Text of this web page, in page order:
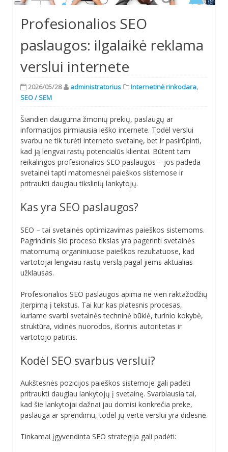
Profesionalios SEO
paslaugos: ilgalaikė reklama
verslui internete
2026/05/28 administratorius Internetinė rinkodara,
SEO / SEM
Šiandien dauguma žmonių prekių, paslaugų ar
informacijos pirmiausia ieško internete. Todėl verslui
svarbu ne tik turėti interneto svetainę, bet ir pasirūpinti,
kad ją lengvai rastų potencialūs klientai. Būtent tam
reikalingos profesionalios SEO paslaugos – jos padeda
svetainei tapti matomesnei paieškos sistemose ir
pritraukti daugiau tikslinių lankytojų.
Kas yra SEO paslaugos?
SEO – tai svetainės optimizavimas paieškos sistemoms.
Pagrindinis šio proceso tikslas yra pagerinti svetainės
matomumą organiniuose paieškos rezultatuose, kad
vartotojai lengviau rastų verslą pagal jiems aktualias
užklausas.
Profesionalios SEO paslaugos apima ne vien raktažodžių
įterpimą į tekstus. Tai kur kas platesnis procesas,
kuriame svarbi svetainės techninė būklė, turinio kokybė,
struktūra, vidinės nuorodos, išorinis autoritetas ir
vartotojo patirtis.
Kodėl SEO svarbus verslui?
Aukštesnės pozicijos paieškos sistemoje gali padėti
pritraukti daugiau lankytojų į svetainę. Svarbiausia tai,
kad šie lankytojai dažnai jau domisi konkrečia preke,
paslauga ar sprendimu, todėl jų vertė verslui yra didesnė.
Tinkamai įgyvendinta SEO strategija gali padėti: